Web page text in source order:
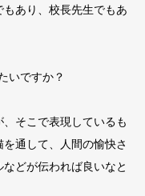
あり、校長先生でもあ
いですか？
そこで表現しているも
通して、人間の愉快さ
どが伝われば良いなと